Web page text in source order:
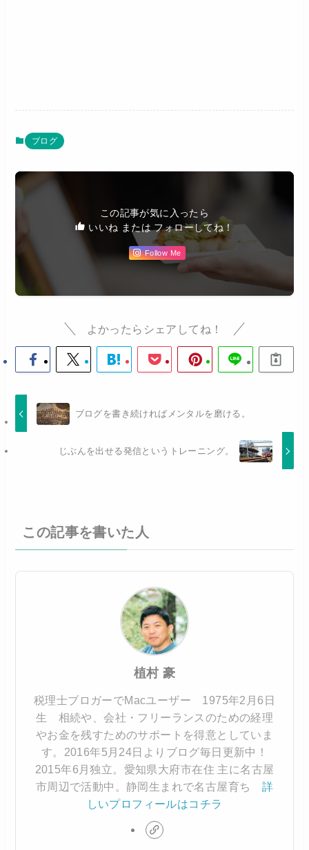
ブログ
この記事が気に入ったら
いいね または フォローしてね！
Follow Me
よかったらシェアしてね！
ブログを書き続ければメンタルを磨ける。
じぶんを出せる発信というトレーニング。
この記事を書いた人
植村 豪
税理士ブロガーでMacユーザー 1975年2月6日
生 相続や、会社・フリーランスのための経理
やお金を残すためのサポートを得意としていま
す。2016年5月24日よりブログ毎日更新中！
2015年6月独立。愛知県大府市在住 主に名古屋
市周辺で活動中。静岡生まれで名古屋育ち 詳
しいプロフィールはコチラ